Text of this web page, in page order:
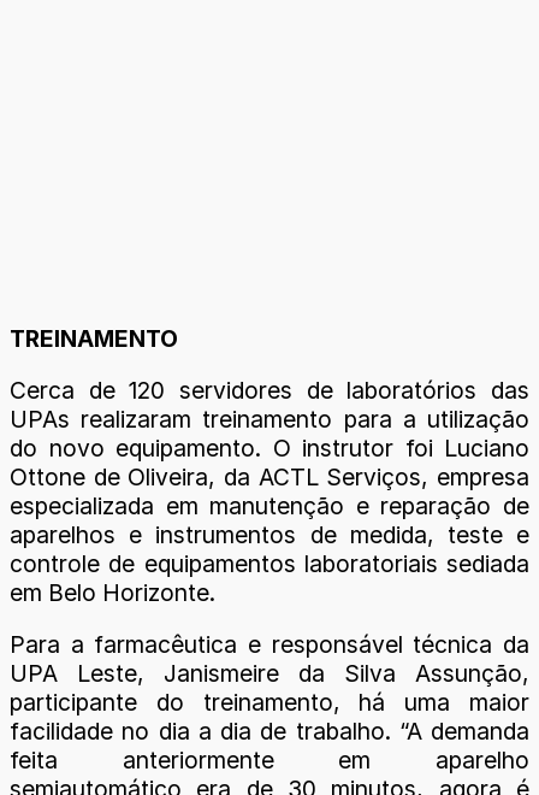
TREINAMENTO
Cerca de 120 servidores de laboratórios das
UPAs realizaram treinamento para a utilização
do novo equipamento. O instrutor foi Luciano
Ottone de Oliveira, da ACTL Serviços, empresa
especializada em manutenção e reparação de
aparelhos e instrumentos de medida, teste e
controle de equipamentos laboratoriais sediada
em Belo Horizonte.
Para a farmacêutica e responsável técnica da
UPA Leste, Janismeire da Silva Assunção,
participante do treinamento, há uma maior
facilidade no dia a dia de trabalho. “A demanda
feita anteriormente em aparelho
semiautomático era de 30 minutos, agora é